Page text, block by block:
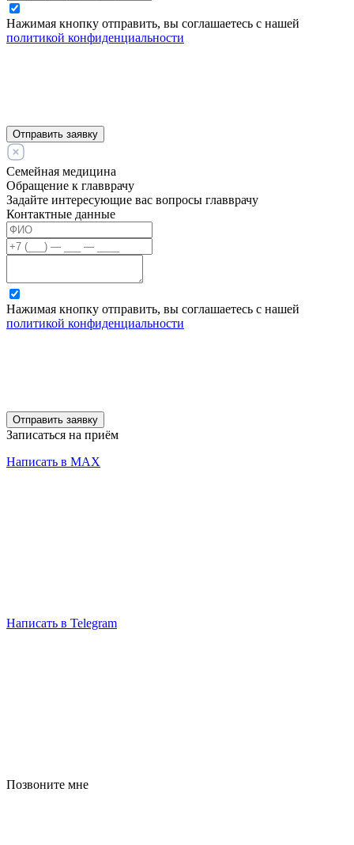
Нажимая кнопку отправить, вы соглашаетесь с нашей
политикой конфиденциальности
Отправить заявку
Семейная медицина
Обращение к главврачу
Задайте интересующие вас вопросы главврачу
Контактные данные
Нажимая кнопку отправить, вы соглашаетесь с нашей
политикой конфиденциальности
Отправить заявку
Записаться на приём
Написать в MAX
Написать в Telegram
Позвоните мне